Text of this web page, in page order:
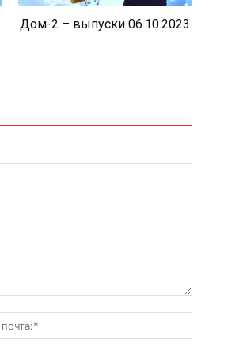
Дом-2 – выпуски 06.10.2023
почта:*